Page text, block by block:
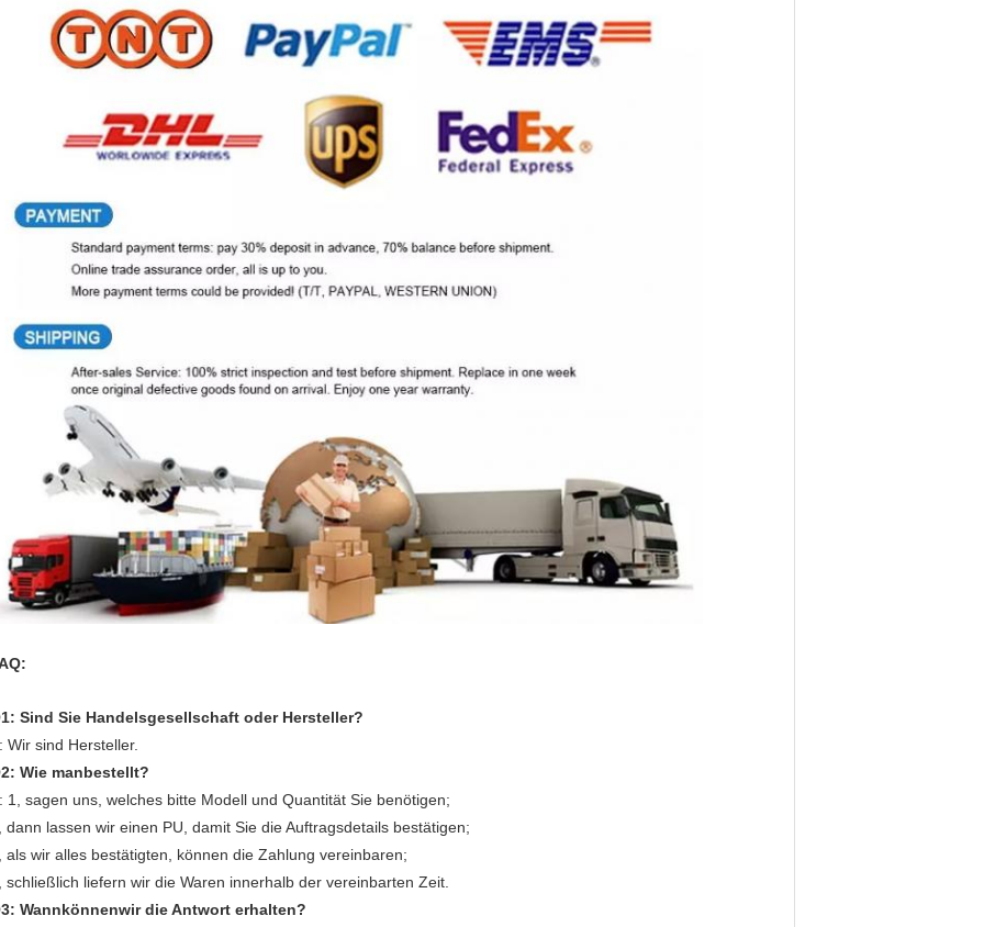
Sind Sie Handelsgesellschaft oder Hersteller?
Wir sind Hersteller.
Wie manbestellt?
1, sagen uns, welches bitte Modell und Quantität Sie benötigen;
dann lassen wir einen PU, damit Sie die Auftragsdetails bestätigen;
als wir alles bestätigten, können die Zahlung vereinbaren;
schließlich liefern wir die Waren innerhalb der vereinbarten Zeit.
WannkönnenwirdieAntwort erhalten?